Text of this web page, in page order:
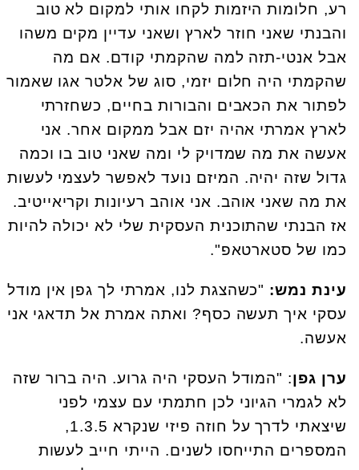
רע, חלומות היזמות לקחו אותי למקום לא טוב
והבנתי שאני חוזר לארץ ושאני עדיין מקים משהו
אבל אנטי-תזה למה שהקמתי קודם. אם מה
שהקמתי היה חלום יזמי, סוג של אלטר אגו שאמור
לפתור את הכאבים והבורות בחיים, כשחזרתי
לארץ אמרתי אהיה יזם אבל ממקום אחר. אני
אעשה את מה שמדויק לי ומה שאני טוב בו וכמה
גדול שזה יהיה. המיזם נועד לאפשר לעצמי לעשות
את מה שאני אוהב. אני אוהב רעיונות וקריאייטיב.
אז הבנתי שהתוכנית העסקית שלי לא יכולה להיות
כמו של סטארטאפ".
עינת נמש: "כשהצגת לנו, אמרתי לך גפן אין מודל
עסקי איך תעשה כסף? ואתה אמרת אל תדאגי אני
אעשה.
ערן גפן: "המודל העסקי היה גרוע. היה ברור שזה
לא לגמרי הגיוני לכן חתמתי עם עצמי לפני
שיצאתי לדרך על חוזה פיזי שנקרא 1.3.5,
המספרים התייחסו לשנים. הייתי חייב לעשות